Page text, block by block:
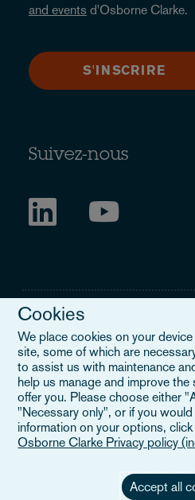
and events d'Osborne Clarke.
S'INSCRIRE
Suivez-nous
Mentions légales
Lorsque vous lisez "Osborne
référence soit à notre organisation
Verein (OCV), soit à l'un de ses
association suisse et ne fournit pas
cabinets membres d'OCV sont tous
autres ou OCV vis-à-vis des tiers.
Cookies
We place cookies on your
site, some of which are
to assist us with maintenance
help us manage and improve
offer you. Please choose either
"Necessary only", or if you
information on your options,
Osborne Clarke Privacy policy
Accept all